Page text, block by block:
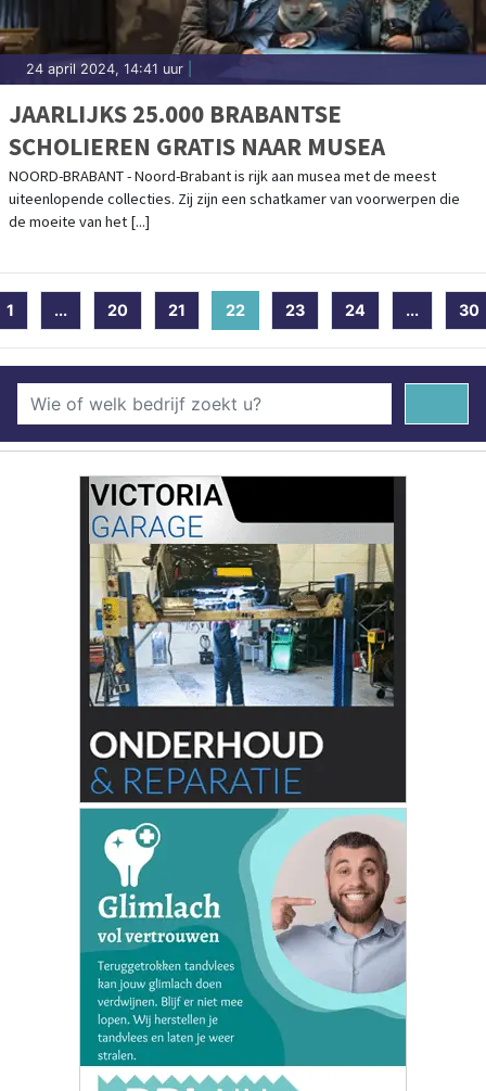
24 april 2024, 14:41 uur
JAARLIJKS 25.000 BRABANTSE
SCHOLIEREN GRATIS NAAR MUSEA
NOORD-BRABANT - Noord-Brabant is rijk aan musea met de meest
uiteenlopende collecties. Zij zijn een schatkamer van voorwerpen die
de moeite van het [...]
1 ... 20 21 22 (current)
23 24 ... 30